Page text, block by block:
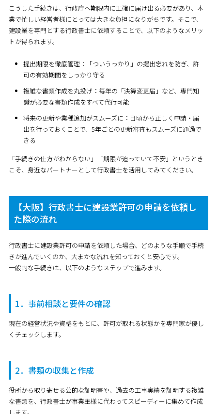
こうした手続きは、行政庁へ期限内に正確に届け出る必要があり、本
業で忙しい経営者様にとっては大きな負担になりがちです。そこで、
建設業を専門とする行政書士に依頼することで、以下のようなメリッ
トが得られます。
提出期限を徹底管理：「ついうっかり」の提出忘れを防ぎ、許
可の有効期間をしっかり守る
複雑な書類作成を丸投げ：毎年の「決算変更届」など、専門知
識が必要な書類作成をすべて代行可能
将来の更新や業種追加がスムーズに：日頃から正しく申請・届
出を行っておくことで、5年ごとの更新審査もスムーズに通過で
きる
「手続きの仕方がわからない」「期限が迫っていて不安」というとき
こそ、身近なパートナーとして行政書士を活用してみてください。
【大阪】行政書士に建設業許可の申請を依頼し
た際の流れ
行政書士に建設業許可の申請を依頼した場合、どのような手順で手続
きが進んでいくのか、大まかな流れを知っておくと安心です。
一般的な手続きは、以下のようなステップで進みます。
1．事前相談と要件の確認
現在の経営状況や資格をもとに、許可が取れる状態かを専門家が優し
くチェックします。
2．書類の収集と作成
役所から取り寄せる公的な証明書や、過去の工事実績を証明する複雑
な書類を、行政書士が事業主様に代わってスピーディーに集めて作成
します。